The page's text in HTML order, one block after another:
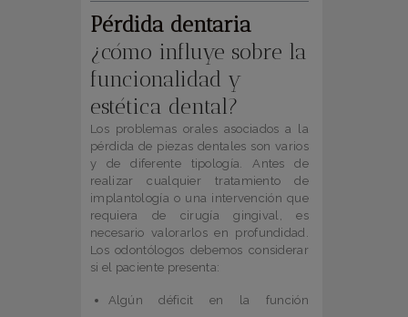
Pérdida dentaria
¿cómo influye sobre la
funcionalidad y
estética dental?
Los problemas orales asociados a la
pérdida de piezas dentales son varios
y de diferente tipología. Antes de
realizar cualquier tratamiento de
implantología o una intervención que
requiera de cirugía gingival, es
necesario valorarlos en profundidad.
Los odontólogos debemos considerar
si el paciente presenta:
Algún déficit en la función